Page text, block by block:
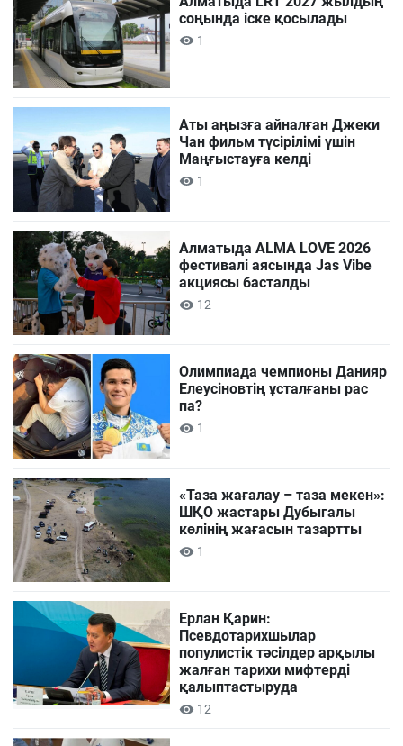
соңында іске қосылады
1
Аты аңызға айналған Джеки
Чан фильм түсірілімі үшін
Маңғыстауға келді
1
Алматыда ALMA LOVE 2026
фестивалі аясында Jas Vibe
акциясы басталды
12
Олимпиада чемпионы Данияр
Елеусіновтің ұсталғаны рас
па?
1
«Таза жағалау – таза мекен»:
ШҚО жастары Дубыгалы
көлінің жағасын тазартты
1
Ерлан Қарин:
Псевдотарихшылар
популистік тәсілдер арқылы
жалған тарихи мифтерді
қалыптастыруда
12